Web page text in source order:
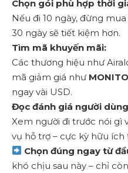
Chọn gói phù hợp thời
Nếu đi 10 ngày, đừng
30 ngày sẽ tiết kiệm hơn.
Tìm mã khuyến mãi:
Các thương hiệu như
mã giảm giá như
ngay vài USD.
Đọc đánh giá người
Xem người đi trước nói gì
vụ hỗ trợ – cực kỳ hữu ích
Chọn đúng ngay từ
khó chịu sau này – chỉ